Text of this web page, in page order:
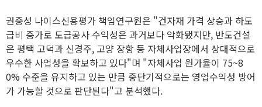
권중성 나이스신용평가 책임연구원은 "건자재 가격 상승과 하도
급비 증가로 도급공사 수익성은 과거보다 악화됐지만, 반도건설
은 평택 고덕과 신경주, 고양 장항 등 자체사업장에서 상대적으로
우수한 사업성을 확보하고 있다"며 "자체사업 원가율이 75~8
0% 수준을 유지하고 있는 만큼 중단기적으로는 영업수익성 방어
가 가능할 것으로 판단된다"고 분석했다.